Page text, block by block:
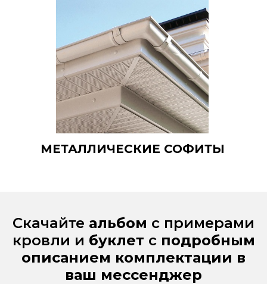
МЕТАЛЛИЧЕСКИЕ СОФИТЫ
Скачайте альбом с примерами
кровли и буклет с подробным
описанием комплектации в
ваш мессенджер